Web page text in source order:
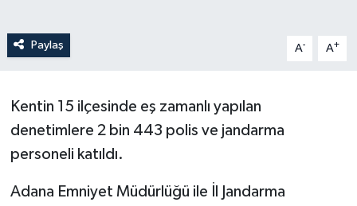
Paylaş A- A+
Kentin 15 ilçesinde eş zamanlı yapılan
denetimlere 2 bin 443 polis ve jandarma
personeli katıldı.
Adana Emniyet Müdürlüğü ile İl Jandarma